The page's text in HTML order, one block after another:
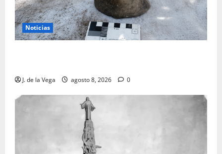
Noticias
J. de la Vega agosto 8, 2026 0